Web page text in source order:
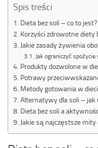
Spis treści
Dieta bez soli – co to jest?
Korzyści zdrowotne diety
Jakie zasady żywienia
Jak ograniczyć
Produkty dozwolone w
Potrawy
Metody gotowania w
Alternatywy dla soli – jak
Dieta bez soli a
Jakie są najczęstsze